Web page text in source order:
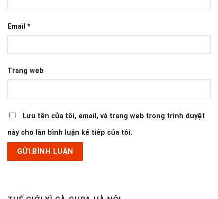
Email *
Trang web
Lưu tên của tôi, email, và trang web trong trình duyệt
này cho lần bình luận kế tiếp của tôi.